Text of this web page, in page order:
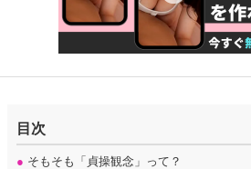
目次
● そもそも「貞操観念」って？